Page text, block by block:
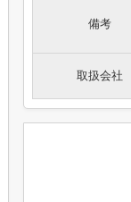
備考
取扱会社